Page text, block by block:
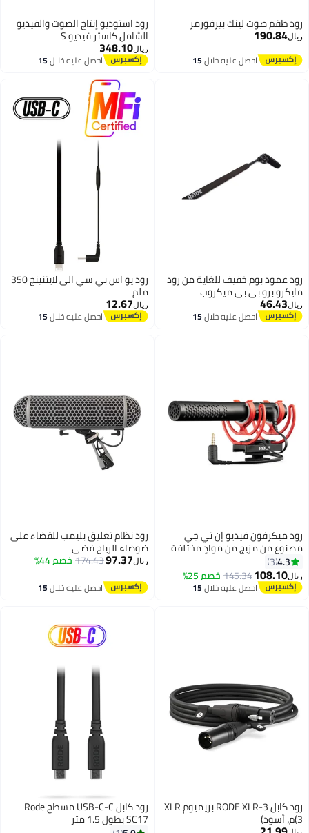
رود طقم صوت لينك بيرفورمر
ريال190.84
احصل عليه خلال15
رود استوديو إنتاج الصوت والفيديو
الشامل كاستر فيديو S
ريال348.10
احصل عليه خلال15
رود عمود بوم خفيف للغاية من رود
مايكرو برو بي بي ميكروب
ريال46.43
احصل عليه خلال15
رود يو اس بي سي الى لايتنينج 350
ملم
ريال12.67
احصل عليه خلال15
رود ميكرفون فيديو إن تي جي
مصنوع من مزيجٍ من موادٍ مختلفة
بتصميم بندقية يوصل بالكاميرا
بطريقةٍ تناظرية أو عن طريق مأخذ
USB VMNTG أسود
4.3
3
ريال108.10
145.34خصم 25%
احصل عليه خلال15
رود نظام تعليق بليمب للقضاء على
ضوضاء الرياح فضي
ريال97.37
174.43خصم 44%
احصل عليه خلال15
رود كابل RODE XLR-3 بريميوم XLR
(3م، أسود)
رود كابل USB-C-C مسطح Rode
SC17 بطول 1.5 متر